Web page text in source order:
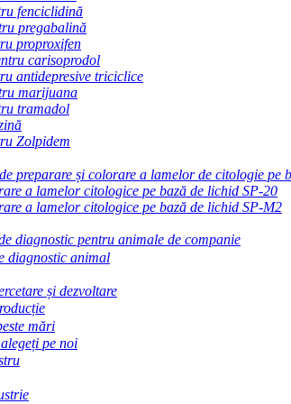
fenciclidină
pregabalină
proproxifen
carisoprodol
antidepresive triciclice
marijuana
tramadol
Zolpidem
preparare și colorare a lamelor de citologie pe
a lamelor citologice pe bază de lichid SP-20
a lamelor citologice pe bază de lichid SP-M2
diagnostic pentru animale de companie
diagnostic animal
și dezvoltare
mări
pe noi